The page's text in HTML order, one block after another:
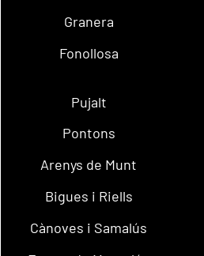
Granera
Fonollosa
Pujalt
Pontons
Arenys de Munt
Bigues i Riells
Cànoves i Samalús